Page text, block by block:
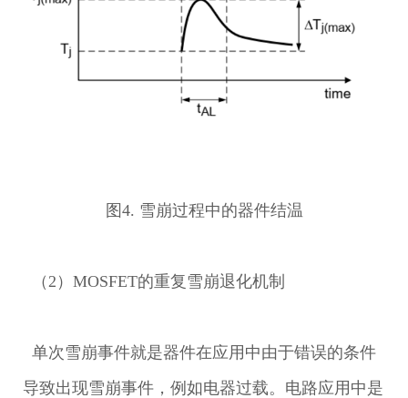
图4. 雪崩过程中的器件结温
（2）MOSFET的重复雪崩退化机制
单次雪崩事件就是器件在应用中由于错误的条件
导致出现雪崩事件，例如电器过载。电路应用中是